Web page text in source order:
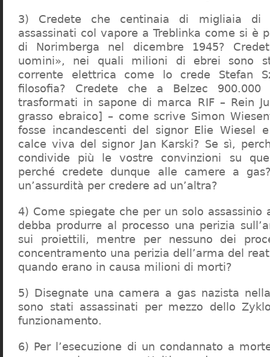
3) Credete che centinaia di migliaia di
assassinati col vapore a Treblinka come si è
di Norimberga nel dicembre 1945?
uomini», nei quali milioni di ebrei sono
corrente elettrica come lo crede Stefan
filosofia? Credete che a Belzec
trasformati in sapone di marca RIF – Rein
grasso ebraico] – come scrive Simon
fosse incandescenti del signor Elie Wiesel
calce viva del signor Jan Karski? Se sì,
condivide più le vostre convinzioni su
perché credete dunque alle camere a
un’assurdità per credere ad un’altra?
4) Come spiegate che per un solo assassinio
debba produrre al processo una perizia
sui proiettili, mentre per nessuno dei
concentramento una perizia dell’arma del
quando erano in causa milioni di morti?
5) Disegnate una camera a gas nazista
sono stati assassinati per mezzo dello
funzionamento.
6) Per l’esecuzione di un condannato a